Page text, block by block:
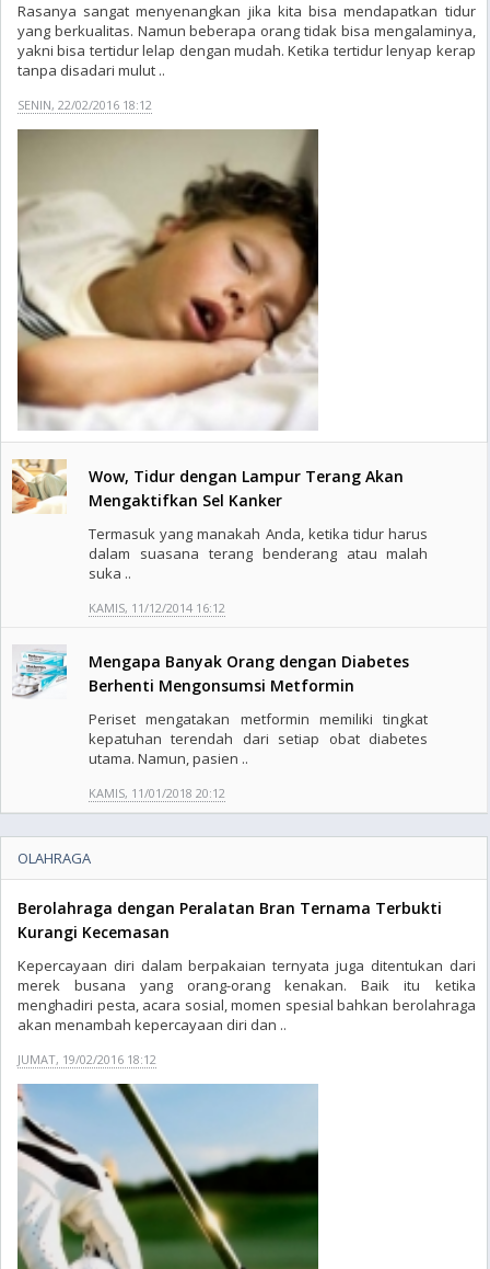
Rasanya sangat menyenangkan jika kita bisa mendapatkan tidur
yang berkualitas. Namun beberapa orang tidak bisa mengalaminya,
yakni bisa tertidur lelap dengan mudah. Ketika tertidur lenyap kerap
tanpa disadari mulut ..
SENIN, 22/02/2016 18:12
Wow, Tidur dengan Lampur Terang Akan
Mengaktifkan Sel Kanker
Termasuk yang manakah Anda, ketika tidur harus
dalam suasana terang benderang atau malah
suka ..
KAMIS, 11/12/2014 16:12
Mengapa Banyak Orang dengan Diabetes
Berhenti Mengonsumsi Metformin
Periset mengatakan metformin memiliki tingkat
kepatuhan terendah dari setiap obat diabetes
utama. Namun, pasien ..
KAMIS, 11/01/2018 20:12
OLAHRAGA
Berolahraga dengan Peralatan Bran Ternama Terbukti
Kurangi Kecemasan
Kepercayaan diri dalam berpakaian ternyata juga ditentukan dari
merek busana yang orang-orang kenakan. Baik itu ketika
menghadiri pesta, acara sosial, momen spesial bahkan berolahraga
akan menambah kepercayaan diri dan ..
JUMAT, 19/02/2016 18:12